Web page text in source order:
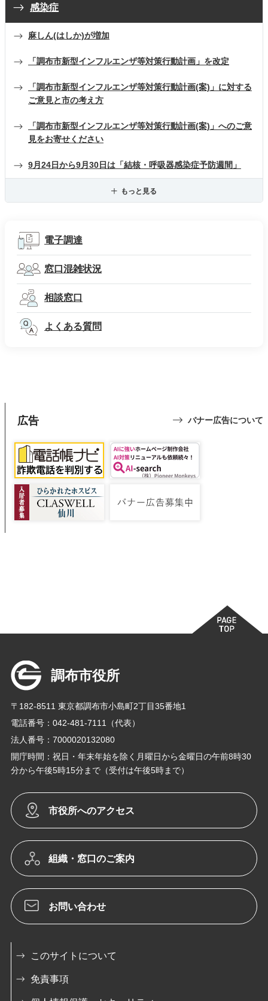
感染症
麻しん(はしか)が増加
「調布市新型インフルエンザ等対策行動計画」を改定
「調布市新型インフルエンザ等対策行動計画(案)」に対する
ご意見と市の考え方
「調布市新型インフルエンザ等対策行動計画(案)」へのご意
見をお寄せください
9月24日から9月30日は「結核・呼吸器感染症予防週間」
もっと見る
電子調達
窓口混雑状況
相談窓口
よくある質問
広告 バナー広告について
調布市役所
〒182-8511 東京都調布市小島町2丁目35番地1
電話番号：042-481-7111（代表）
法人番号：7000020132080
開庁時間：祝日・年末年始を除く月曜日から金曜日の午前8時30
分から午後5時15分まで（受付は午後5時まで）
市役所へのアクセス
組織・窓口のご案内
お問い合わせ
このサイトについて
免責事項